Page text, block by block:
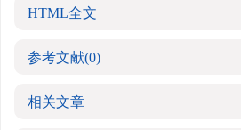
HTML全文
参考文献(0)
相关文章